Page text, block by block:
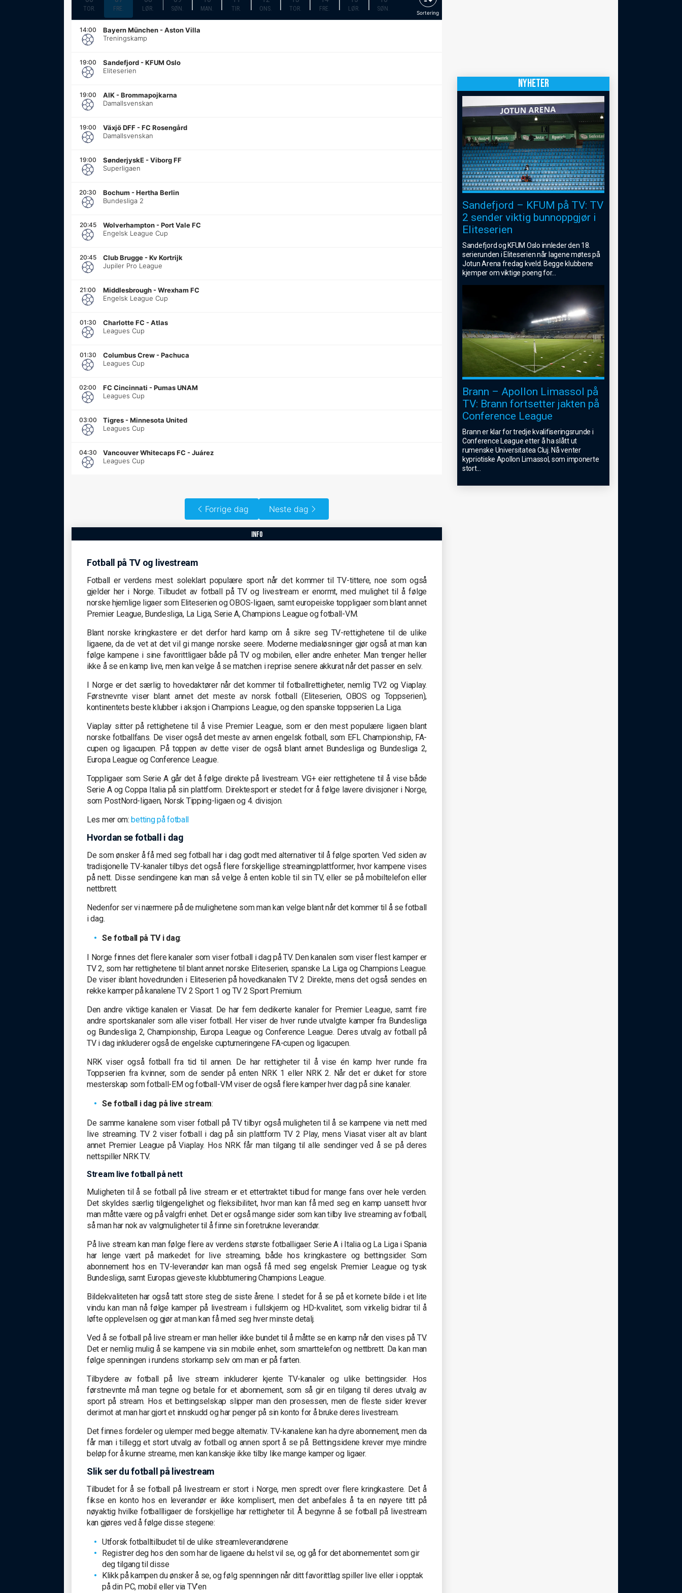
TOR. FRE. LØR. SØN. MAN. TIR. ONS. TOR. FRE. LØR. SØN.
Sortering
14:00 Bayern München -Aston Villa
Treningskamp
19:00 Sandefjord -KFUM Oslo
Eliteserien
19:00 AIK -Brommapojkarna
Damallsvenskan
19:00 Växjö DFF -FC Rosengård
Damallsvenskan
19:00 SønderjyskE -Viborg FF
Superligaen
20:30 Bochum -Hertha Berlin
Bundesliga 2
20:45 Wolverhampton -Port Vale FC
Engelsk League Cup
20:45 Club Brugge -Kv Kortrijk
Jupiler Pro League
21:00 Middlesbrough -Wrexham FC
Engelsk League Cup
01:30 Charlotte FC -Atlas
Leagues Cup
01:30 Columbus Crew -Pachuca
Leagues Cup
02:00 FC Cincinnati -Pumas UNAM
Leagues Cup
03:00 Tigres -Minnesota United
Leagues Cup
04:30 Vancouver Whitecaps FC -Juárez
Leagues Cup
Forrige dag Neste dag
info
Fotball på TV og livestream
Fotball er verdens mest soleklart populære sport når det kommer til TV-tittere, noe som også
gjelder her i Norge. Tilbudet av fotball på TV og livestream er enormt, med mulighet til å følge
norske hjemlige ligaer som Eliteserien og OBOS-ligaen, samt europeiske toppligaer som blant annet
Premier League, Bundesliga, La Liga, Serie A, Champions League og fotball-VM.
Blant norske kringkastere er det derfor hard kamp om å sikre seg TV-rettighetene til de ulike
ligaene, da de vet at det vil gi mange norske seere. Moderne medialøsninger gjør også at man kan
følge kampene i sine favorittligaer både på TV og mobilen, eller andre enheter. Man trenger heller
ikke å se en kamp live, men kan velge å se matchen i reprise senere akkurat når det passer en selv.
I Norge er det særlig to hovedaktører når det kommer til fotballrettigheter, nemlig TV2 og Viaplay.
Førstnevnte viser blant annet det meste av norsk fotball (Eliteserien, OBOS og Toppserien),
kontinentets beste klubber i aksjon i Champions League, og den spanske toppserien La Liga.
Viaplay sitter på rettighetene til å vise Premier League, som er den mest populære ligaen blant
norske fotballfans. De viser også det meste av annen engelsk fotball, som EFL Championship, FA-
cupen og ligacupen. På toppen av dette viser de også blant annet Bundesliga og Bundesliga 2,
Europa League og Conference League.
Toppligaer som Serie A går det å følge direkte på livestream. VG+ eier rettighetene til å vise både
Serie A og Coppa Italia på sin plattform. Direktesport er stedet for å følge lavere divisjoner i Norge,
som PostNord-ligaen, Norsk Tipping-ligaen og 4. divisjon.
Les mer om:betting på fotball
Hvordan se fotball i dag
De som ønsker å få med seg fotball har i dag godt med alternativer til å følge sporten. Ved siden av
tradisjonelle TV-kanaler tilbys det også flere forskjellige streamingplattformer, hvor kampene vises
på nett. Disse sendingene kan man så velge å enten koble til sin TV, eller se på mobiltelefon eller
nettbrett.
Nedenfor ser vi nærmere på de mulighetene som man kan velge blant når det kommer til å se fotball
i dag.
Se fotball på TV i dag:
I Norge finnes det flere kanaler som viser fotball i dag på TV. Den kanalen som viser flest kamper er
TV 2, som har rettighetene til blant annet norske Eliteserien, spanske La Liga og Champions League.
De viser iblant hovedrunden i Eliteserien på hovedkanalen TV 2 Direkte, mens det også sendes en
rekke kamper på kanalene TV 2 Sport 1 og TV 2 Sport Premium.
Den andre viktige kanalen er Viasat. De har fem dedikerte kanaler for Premier League, samt fire
andre sportskanaler som alle viser fotball. Her viser de hver runde utvalgte kamper fra Bundesliga
og Bundesliga 2, Championship, Europa League og Conference League. Deres utvalg av fotball på
TV i dag inkluderer også de engelske cupturneringene FA-cupen og ligacupen.
NRK viser også fotball fra tid til annen. De har rettigheter til å vise én kamp hver runde fra
Toppserien fra kvinner, som de sender på enten NRK 1 eller NRK 2. Når det er duket for store
mesterskap som fotball-EM og fotball-VM viser de også flere kamper hver dag på sine kanaler.
Se fotball i dag på live stream:
De samme kanalene som viser fotball på TV tilbyr også muligheten til å se kampene via nett med
live streaming. TV 2 viser fotball i dag på sin plattform TV 2 Play, mens Viasat viser alt av blant
annet Premier League på Viaplay. Hos NRK får man tilgang til alle sendinger ved å se på deres
nettspiller NRK TV.
Stream live fotball på nett
Muligheten til å se fotball på live stream er et ettertraktet tilbud for mange fans over hele verden.
Det skyldes særlig tilgjengelighet og fleksibilitet, hvor man kan få med seg en kamp uansett hvor
man måtte være og på valgfri enhet. Det er også mange sider som kan tilby live streaming av fotball,
så man har nok av valgmuligheter til å finne sin foretrukne leverandør.
På live stream kan man følge flere av verdens største fotballigaer. Serie A i Italia og La Liga i Spania
har lenge vært på markedet for live streaming, både hos kringkastere og bettingsider. Som
abonnement hos en TV-leverandør kan man også få med seg engelsk Premier League og tysk
Bundesliga, samt Europas gjeveste klubbturnering Champions League.
Bildekvaliteten har også tatt store steg de siste årene. I stedet for å se på et kornete bilde i et lite
vindu kan man nå følge kamper på livestream i fullskjerm og HD-kvalitet, som virkelig bidrar til å
løfte opplevelsen og gjør at man kan få med seg hver minste detalj.
Ved å se fotball på live stream er man heller ikke bundet til å måtte se en kamp når den vises på TV.
Det er nemlig mulig å se kampene via sin mobile enhet, som smarttelefon og nettbrett. Da kan man
følge spenningen i rundens storkamp selv om man er på farten.
Tilbydere av fotball på live stream inkluderer kjente TV-kanaler og ulike bettingsider. Hos
førstnevnte må man tegne og betale for et abonnement, som så gir en tilgang til deres utvalg av
sport på stream. Hos et bettingselskap slipper man den prosessen, men de fleste sider krever
derimot at man har gjort et innskudd og har penger på sin konto for å bruke deres livestream.
Det finnes fordeler og ulemper med begge alternativ. TV-kanalene kan ha dyre abonnement, men da
får man i tillegg et stort utvalg av fotball og annen sport å se på. Bettingsidene krever mye mindre
beløp for å kunne streame, men kan kanskje ikke tilby like mange kamper og ligaer.
Slik ser du fotball på livestream
Tilbudet for å se fotball på livestream er stort i Norge, men spredt over flere kringkastere. Det å
fikse en konto hos en leverandør er ikke komplisert, men det anbefales å ta en nøyere titt på
nøyaktig hvilke fotballligaer de forskjellige har rettigheter til. Å begynne å se fotball på livestream
kan gjøres ved å følge disse stegene:
Utforsk fotballtilbudet til de ulike streamleverandørene
Registrer deg hos den som har de ligaene du helst vil se, og gå for det abonnementet som gir
deg tilgang til disse
Klikk på kampen du ønsker å se, og følg spenningen når ditt favorittlag spiller live eller i opptak
på din PC, mobil eller via TV’en
NYHETER
Sandefjord – KFUM på TV: TV
2 sender viktig bunnoppgjør i
Eliteserien
Sandefjord og KFUM Oslo innleder den 18.
serierunden i Eliteserien når lagene møtes på
Jotun Arena fredag kveld. Begge klubbene
kjemper om viktige poeng for...
Brann – Apollon Limassol på
TV: Brann fortsetter jakten på
Conference League
Brann er klar for tredje kvalifiseringsrunde i
Conference League etter å ha slått ut
rumenske Universitatea Cluj. Nå venter
kypriotiske Apollon Limassol, som imponerte
stort...